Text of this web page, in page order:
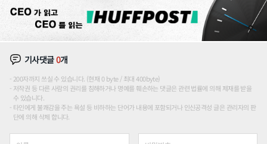
기사댓글0개
200자까지 쓰실 수 있습니다. (현재 0 byte / 최대 400byte)
저작권 등 다른 사람의 권리를 침해하거나 명예를 훼손하는 댓글은 관련 법률에 의해 제재를 받을
수 있습니다.
타인에게 불쾌감을 주는 욕설 등 비하하는 단어가 내용에 포함되거나 인신공격성 글은 관리자의 판
단에 의해 삭제 합니다.